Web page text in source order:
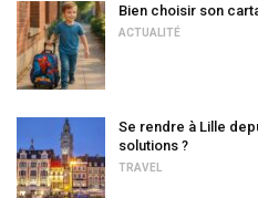
Bien choisir son
ACTUALITÉ
Se rendre à Lille
solutions ?
TRAVEL